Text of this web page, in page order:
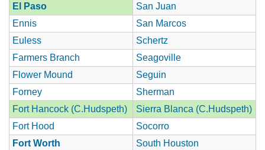
El Paso
San Juan
Ennis
San Marcos
Euless
Schertz
Farmers Branch
Seagoville
Flower Mound
Seguin
Forney
Sherman
Fort Hancock (C.Hudspeth)
Sierra Blanca (C.Hudspeth)
Fort Hood
Socorro
Fort Worth
South Houston